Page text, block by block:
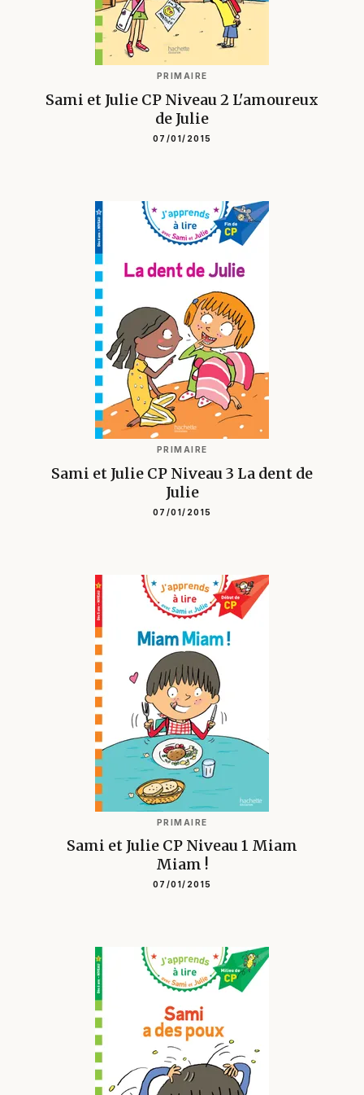
PRIMAIRE
Sami et Julie CP Niveau 2 L'amoureux
de Julie
07/01/2015
PRIMAIRE
Sami et Julie CP Niveau 3 La dent de
Julie
07/01/2015
PRIMAIRE
Sami et Julie CP Niveau 1 Miam
Miam !
07/01/2015